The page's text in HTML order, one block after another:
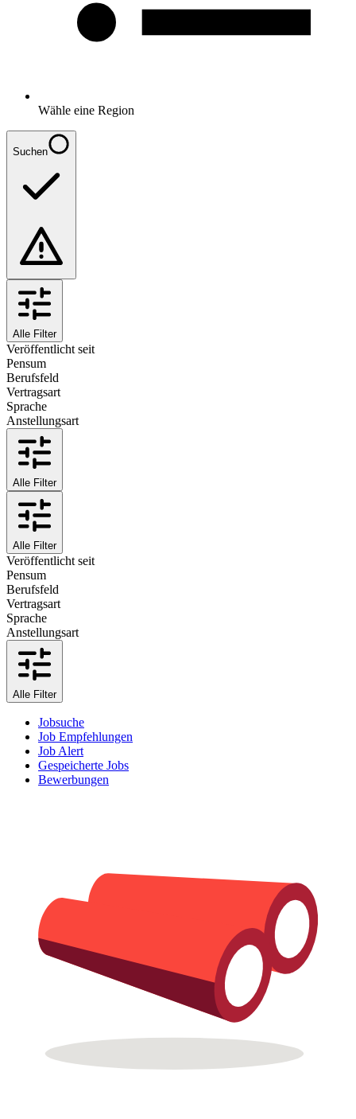
Wähle eine Region
Suchen
Alle Filter
Veröffentlicht seit
Pensum
Berufsfeld
Vertragsart
Sprache
Anstellungsart
Alle Filter
Alle Filter
Veröffentlicht seit
Pensum
Berufsfeld
Vertragsart
Sprache
Anstellungsart
Alle Filter
Jobsuche
Job Empfehlungen
Job Alert
Gespeicherte Jobs
Bewerbungen